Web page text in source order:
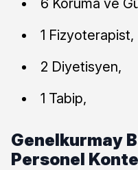
6 Koruma ve
1 Fizyoterapist,
2 Diyetisyen,
1 Tabip,
Genelkurmay
Personel